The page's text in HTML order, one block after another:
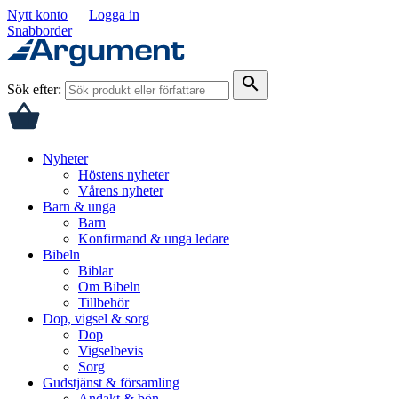
Nytt konto
Logga in
Snabborder
Sök efter: search
Nyheter
Höstens nyheter
Vårens nyheter
Barn & unga
Barn
Konfirmand & unga ledare
Bibeln
Biblar
Om Bibeln
Tillbehör
Dop, vigsel & sorg
Dop
Vigselbevis
Sorg
Gudstjänst & församling